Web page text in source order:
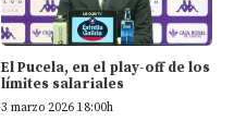
El Pucela, en el play-off de los
límites salariales
3 marzo 2026 18:00h